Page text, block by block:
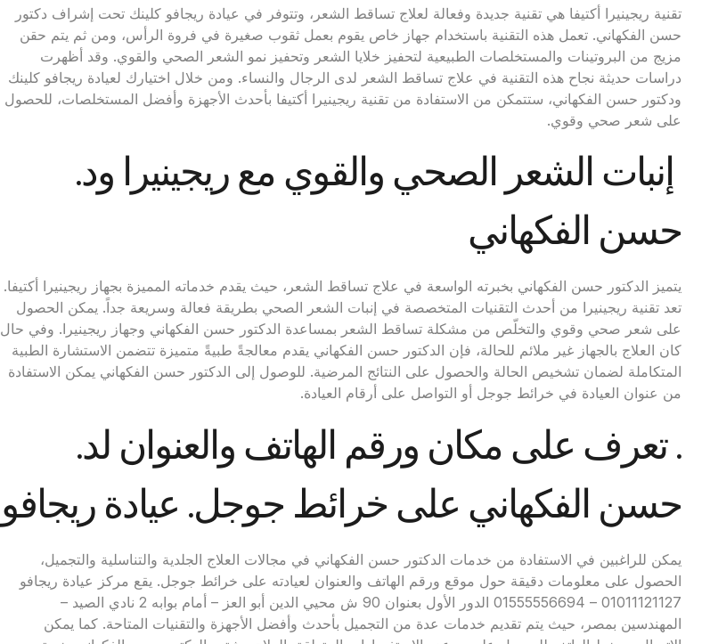
تقنية ريجينيرا أكتيفا هي تقنية جديدة وفعالة لعلاج تساقط الشعر، وتتوفر في عيادة ريجافو كلينك تحت إشراف دكتور
حسن الفكهاني. تعمل هذه التقنية باستخدام جهاز خاص يقوم بعمل ثقوب صغيرة في فروة الرأس، ومن ثم يتم حقن
مزيج من البروتينات والمستخلصات الطبيعية لتحفيز خلايا الشعر وتحفيز نمو الشعر الصحي والقوي. وقد أظهرت
دراسات حديثة نجاح هذه التقنية في علاج تساقط الشعر لدى الرجال والنساء. ومن خلال اختيارك لعيادة ريجافو كلينك
ودكتور حسن الفكهاني، ستتمكن من الاستفادة من تقنية ريجينيرا أكتيفا بأحدث الأجهزة وأفضل المستخلصات، للحصول
على شعر صحي وقوي.
إنبات الشعر الصحي والقوي مع ريجينيرا ود.
حسن الفكهاني
يتميز الدكتور حسن الفكهاني بخبرته الواسعة في علاج تساقط الشعر، حيث يقدم خدماته المميزة بجهاز ريجينيرا أكتيفا.
تعد تقنية ريجينيرا من أحدث التقنيات المتخصصة في إنبات الشعر الصحي بطريقة فعالة وسريعة جداً. يمكن الحصول
على شعر صحي وقوي والتخلّص من مشكلة تساقط الشعر بمساعدة الدكتور حسن الفكهاني وجهاز ريجينيرا. وفي حال
كان العلاج بالجهاز غير ملائم للحالة، فإن الدكتور حسن الفكهاني يقدم معالجةً طبيةً متميزة تتضمن الاستشارة الطبية
المتكاملة لضمان تشخيص الحالة والحصول على النتائج المرضية. للوصول إلى الدكتور حسن الفكهاني يمكن الاستفادة
من عنوان العيادة في خرائط جوجل أو التواصل على أرقام العيادة.
. تعرف على مكان ورقم الهاتف والعنوان لد.
حسن الفكهاني على خرائط جوجل. عيادة ريجافو
يمكن للراغبين في الاستفادة من خدمات الدكتور حسن الفكهاني في مجالات العلاج الجلدية والتناسلية والتجميل،
الحصول على معلومات دقيقة حول موقع ورقم الهاتف والعنوان لعيادته على خرائط جوجل. يقع مركز عيادة ريجافو
01011121127 – 01555556694 الدور الأول بعنوان 90 ش محيي الدين أبو العز – أمام بوابه 2 نادي الصيد –
المهندسين بمصر، حيث يتم تقديم خدمات عدة من التجميل بأحدث وأفضل الأجهزة والتقنيات المتاحة. كما يمكن